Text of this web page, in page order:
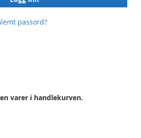
F60 2016 -> M/HARMAN KARDON
TPA 3116 power IC
5.0
passord?
varer i handlekurven.